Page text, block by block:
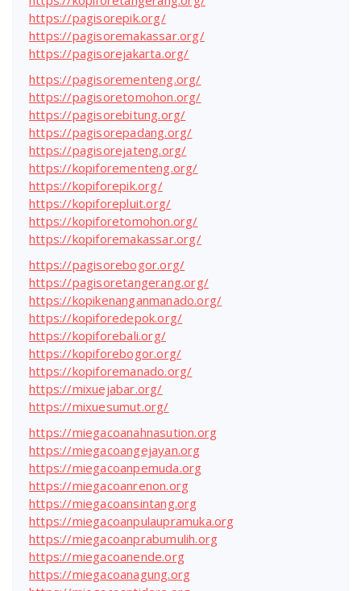
https://pagisorepik.org/
https://pagisoremakassar.org/
https://pagisorejakarta.org/
https://pagisorementeng.org/
https://pagisoretomohon.org/
https://pagisorebitung.org/
https://pagisorepadang.org/
https://pagisorejateng.org/
https://kopiforementeng.org/
https://kopiforepik.org/
https://kopiforepluit.org/
https://kopiforetomohon.org/
https://kopiforemakassar.org/
https://pagisorebogor.org/
https://pagisoretangerang.org/
https://kopikenanganmanado.org/
https://kopiforedepok.org/
https://kopiforebali.org/
https://kopiforebogor.org/
https://kopiforemanado.org/
https://mixuejabar.org/
https://mixuesumut.org/
https://miegacoanahnasution.org
https://miegacoangejayan.org
https://miegacoanpemuda.org
https://miegacoanrenon.org
https://miegacoansintang.org
https://miegacoanpulaupramuka.org
https://miegacoanprabumulih.org
https://miegacoanende.org
https://miegacoanagung.org